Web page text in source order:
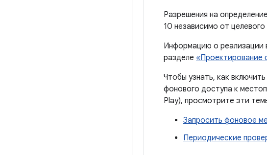
Разрешения на
10 независимо от
Информацию о реализации
разделе «Проектирование
Чтобы узнать, как
фонового доступа к
Play), просмотрите эти
Запросить фоновое
Периодические